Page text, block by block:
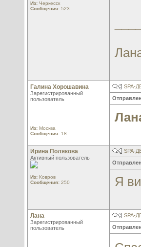
Из: Черкесск
Сообщения: 523
Галина Хорошавина
Зарегистрированный
пользователь
Из: Москва
Сообщения: 18
SPA-
Ирина Полякова
Активный пользователь
Из: Ковров
Сообщения: 250
SPA-
Я
Лана
Зарегистрированный
пользователь
SPA-